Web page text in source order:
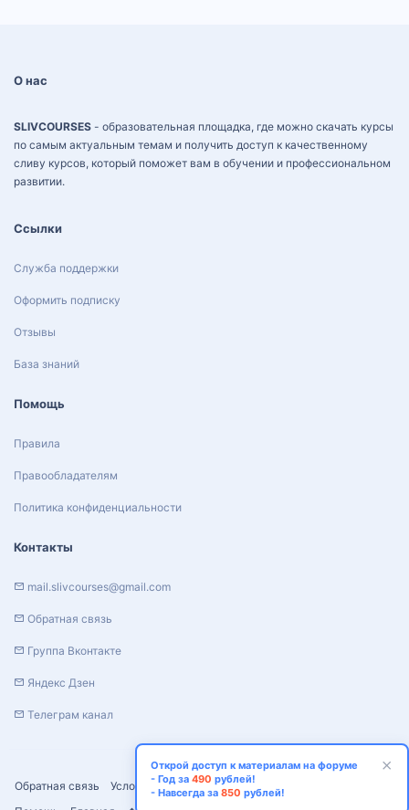
Обратная связь Условия и правила
Политика конфиденциальности
О нас
SLIVCOURSES - образовательная площадка, где можно скачать курсы
по самым актуальным темам и получить доступ к качественному
сливу курсов, который поможет вам в обучении и профессиональном
развитии.
Ссылки
Служба поддержки
Оформить подписку
Отзывы
База знаний
Помощь
Правила
Правообладателям
Политика конфиденциальности
Контакты
mail.slivcourses@gmail.com
Обратная связь
Группа Вконтакте
Яндекс Дзен
Телеграм канал
Открой доступ к материалам на форуме
- Год за 490 рублей!
- Навсегда за 850 рублей!